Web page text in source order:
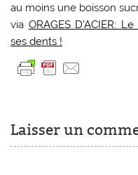
au moins une boisson
via ORAGES D’ACIER:
ses dents !
Laisser un